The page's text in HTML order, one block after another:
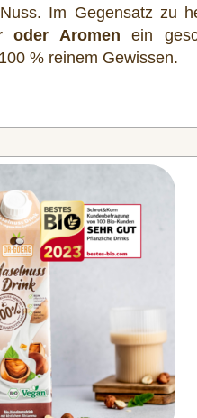
Im Gegensatz zu
oder Aromen ein
% reinem Gewissen.